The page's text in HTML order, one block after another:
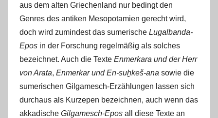
aus dem alten Griechenland nur bedingt den
Genres des antiken Mesopotamien gerecht wird,
doch wird zumindest das sumerische Lugalbanda-
Epos in der Forschung regelmäßig als solches
bezeichnet. Auch die Texte Enmerkara und der Herr
von Arata, Enmerkar und En-suḫkeš-ana sowie die
sumerischen Gilgamesch-Erzählungen lassen sich
durchaus als Kurzepen bezeichnen, auch wenn das
akkadische Gilgamesch-Epos all diese Texte an